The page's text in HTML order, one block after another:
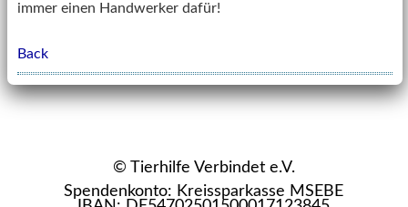
immer einen Handwerker dafür!
Back
© Tierhilfe Verbindet e.V.
Spendenkonto: Kreissparkasse MSEBE